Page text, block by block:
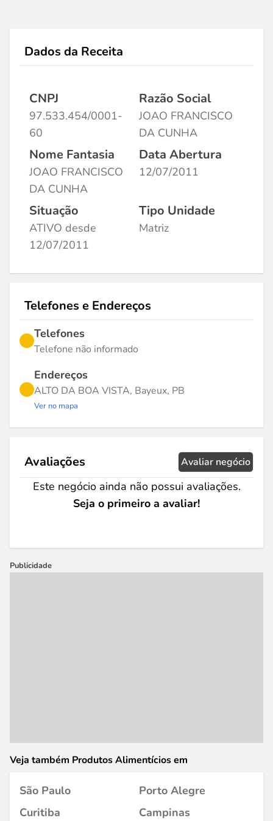
Dados da Receita
CNPJ
97.533.454/0001-
60
Razão Social
JOAO FRANCISCO
DA CUNHA
Nome Fantasia
JOAO FRANCISCO
DA CUNHA
Data Abertura
12/07/2011
Situação
ATIVO desde
12/07/2011
Tipo Unidade
Matriz
Telefones e Endereços
Telefones
Telefone não informado
Endereços
ALTO DA BOA VISTA, Bayeux, PB
Ver no mapa
Avaliações Avaliar negócio
Este negócio ainda não possui avaliações.
Seja o primeiro a avaliar!
Publicidade
Veja também Produtos Alimentícios em
São Paulo
Porto Alegre
Curitiba
Campinas